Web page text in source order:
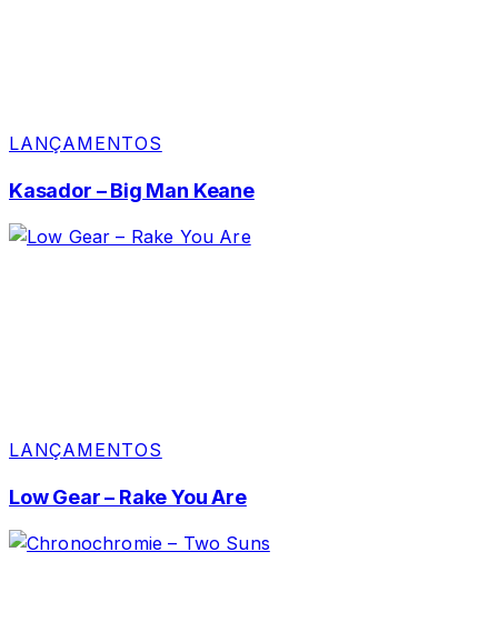
LANÇAMENTOS
Kasador – Big Man Keane
LANÇAMENTOS
Low Gear – Rake You Are